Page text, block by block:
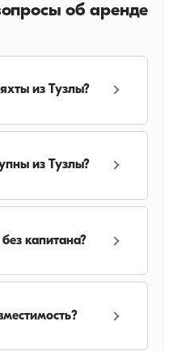
об аренде
из Тузлы?
из Тузлы?
капитана?